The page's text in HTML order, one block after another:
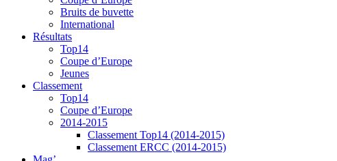
Bruits de buvette
International
Résultats
Top14
Coupe d’Europe
Jeunes
Classement
Top14
Coupe d’Europe
2014-2015
Classement Top14 (2014-2015)
Classement ERCC (2014-2015)